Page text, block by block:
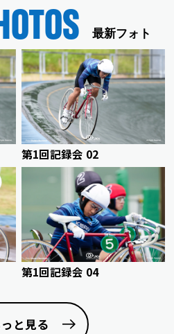
最新フォト
第1回記録会 02
第1回記録会 04
と見る